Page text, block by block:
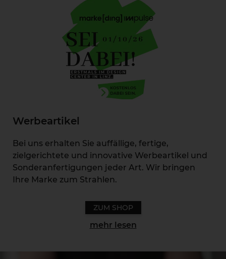
Werbeartikel
Bei uns erhalten Sie auffällige, fertige,
zielgerichtete und innovative Werbeartikel und
Sonderanfertigungen jeder Art. Wir bringen
Ihre Marke zum Strahlen.
ZUM SHOP
mehr lesen